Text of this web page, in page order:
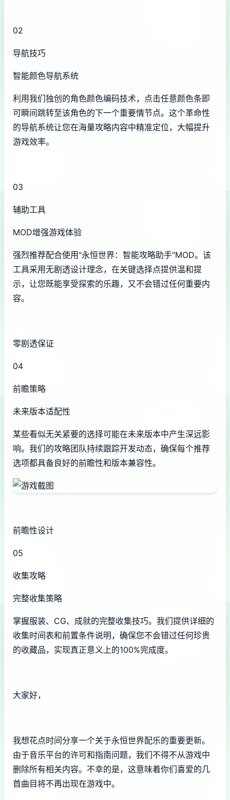
02
导航技巧
智能颜色导航系统
利用我们独创的角色颜色编码技术，点击任意颜色条即
可瞬间跳转至该角色的下一个重要情节点。这个革命性
的导航系统让您在海量攻略内容中精准定位，大幅提升
游戏效率。
03
辅助工具
MOD增强游戏体验
强烈推荐配合使用"永恒世界：智能攻略助手"MOD。该
工具采用无剧透设计理念，在关键选择点提供温和提
示，让您既能享受探索的乐趣，又不会错过任何重要内
容。
零剧透保证
04
前瞻策略
未来版本适配性
某些看似无关紧要的选择可能在未来版本中产生深远影
响。我们的攻略团队持续跟踪开发动态，确保每个推荐
选项都具备良好的前瞻性和版本兼容性。
前瞻性设计
05
收集攻略
完整收集策略
掌握服装、CG、成就的完整收集技巧。我们提供详细的
收集时间表和前置条件说明，确保您不会错过任何珍贵
的收藏品，实现真正意义上的100%完成度。
大家好，
我想花点时间分享一个关于永恒世界配乐的重要更新。
由于音乐平台的许可和指南问题，我们不得不从游戏中
删除所有相关内容。不幸的是，这意味着你们喜爱的几
首曲目将不再出现在游戏中。